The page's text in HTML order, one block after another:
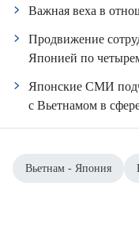
Важная веха в
Продвижение
Японией по
Японские СМИ
с Вьетнамом в
Вьетнам - Япония